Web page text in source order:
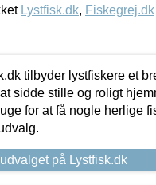
Lystfisk.dk, Fiskegrej.dk
tilbyder lystfiskere et
sidde stille og roligt
for at få nogle herlige
på Lystfisk.dk